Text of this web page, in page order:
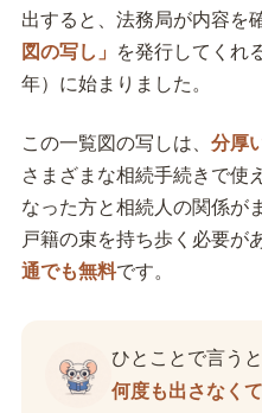
出すると、法務局が内容を
図の写し」
を発行してくれ
年）に始まりました。
この一覧図の写しは、 分厚
さまざまな相続手続きで使
なった方と相続人の関係が
戸籍の束を持ち歩く必要が
通でも無料です。
ひとことで言うと
何度も出さなく